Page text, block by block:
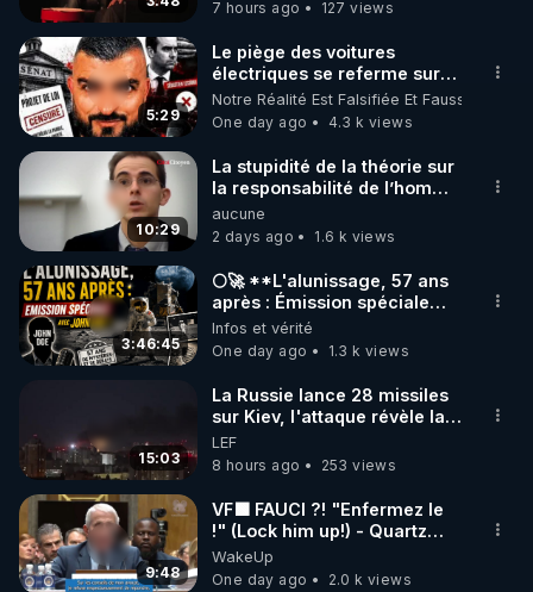
code : REGENERE10
▶ 30 jours gratuit sur l’application de méditation et
de bien-être ENVOL :
Rendez-vous sur https://www.envol.app/code
le code : REGENERE
7 hours ago 127 views
5:29
Le piège des voitures
électriques se referme sur
les usagers !
Notre Réalité Est Falsifiée Et Fausse
One day ago
4.3 k views
10:29
La stupidité de la théorie sur
la responsabilité de l’homme
concernant le dioxyde de
carbone.
aucune
2 days ago
1.6 k views
3:46:45
🌕🚀 **L'alunissage, 57 ans
après : Émission spéciale
avec John Doe !** 👨 🚀✨
Infos et vérité
One day ago
1.3 k views
15:03
La Russie lance 28 missiles
sur Kiev, l'attaque révèle la
faiblesse de Kiev
LEF
8 hours ago
253 views
9:48
VF🟩 FAUCI ?! "Enfermez le
!" (Lock him up!) - Quartz
Traduction
WakeUp
One day ago
2.0 k views